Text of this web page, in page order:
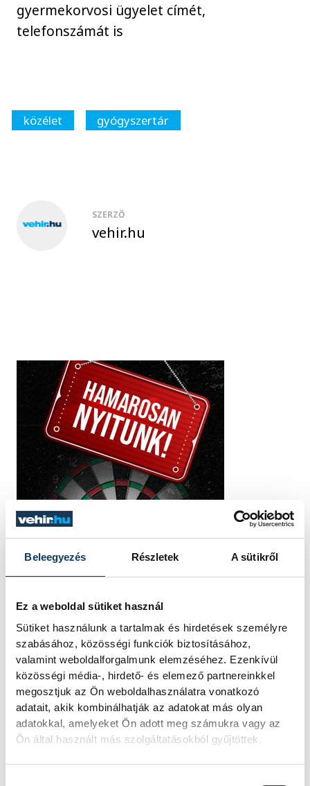
Beleegyezés Részletek A sütikről
Ez a weboldal sütiket használ
Sütiket használunk a tartalmak és hirdetések személyre
szabásához, közösségi funkciók biztosításához,
valamint weboldalforgalmunk elemzéséhez. Ezenkívül
közösségi média-, hirdető- és elemező partnereinkkel
megosztjuk az Ön weboldalhasználatra vonatkozó
adatait, akik kombinálhatják az adatokat más olyan
adatokkal, amelyeket Ön adott meg számukra vagy az
Ön által használt más szolgáltatásokból gyűjtöttek.
gyermekorvosi ügyelet címét,
telefonszámát is
közélet gyógyszertár
SZERZŐ
vehir.hu